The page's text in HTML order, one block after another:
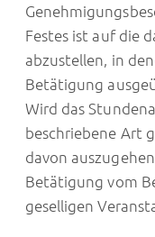
Festes ist auf die
abzustellen, in
Betätigung
Wird das
beschriebene Art
davon
Betätigung vom
geselligen